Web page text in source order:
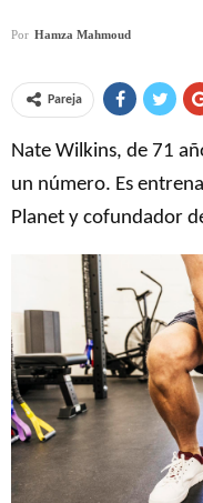
Por Hamza Mahmoud
Pareja
Nate Wilkins, de 71
un número. Es
Planet y cofundador